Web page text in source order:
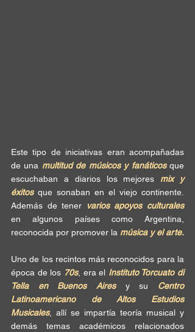
Este tipo de iniciativas eran acompañadas
de una multitud de músicos y fanáticos que
escuchaban a diarios los mejores mix y
éxitos que sonaban en el viejo continente.
Además de tener
varios apoyos culturales
en algunos países como Argentina,
reconocida por promover la
Uno de los recintos más reconocidos para la
época de los 70s, era el Instituto Torcuato di
Tella en Buenos Aires y su Centro
Latinoamericano de Altos Estudios
Musicales, allí se impartía teoría musical y
demás temas académicos relacionados